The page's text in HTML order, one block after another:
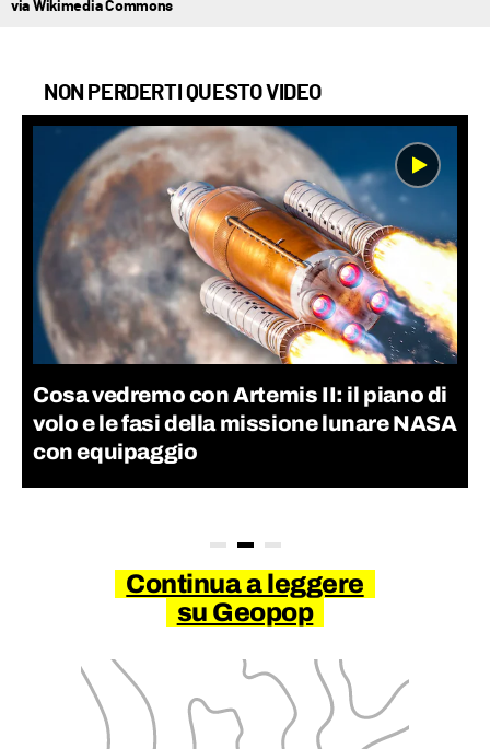
via Wikimedia Commons
NON PERDERTI QUESTO VIDEO
Cosa vedremo con Artemis II: il piano di
volo e le fasi della missione lunare NASA
con equipaggio
Continua a leggere
su Geopop